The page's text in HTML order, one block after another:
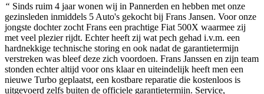
“ Sinds ruim 4 jaar wonen wij in Pannerden en hebben met onze
gezinsleden inmiddels 5 Auto's gekocht bij Frans Jansen. Voor onze
jongste dochter zocht Frans een prachtige Fiat 500X waarmee zij
met veel plezier rijdt. Echter heeft zij wat pech gehad i.v.m. een
hardnekkige technische storing en ook nadat de garantietermijn
verstreken was bleef deze zich voordoen. Frans Janssen en zijn team
stonden echter altijd voor ons klaar en uiteindelijk heeft men een
nieuwe Turbo geplaatst, een kostbare reparatie die kostenloos is
uitgevoerd zelfs buiten de officiele garantietermijn. Service,